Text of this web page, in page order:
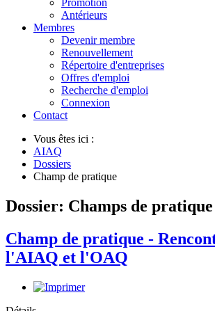
Promotion
Antérieurs
Membres
Devenir membre
Renouvellement
Répertoire d'entreprises
Offres d'emploi
Recherche d'emploi
Connexion
Contact
Vous êtes ici :
AIAQ
Dossiers
Champ de pratique
Dossier: Champs de pratique
Champ de pratique -
l'AIAQ et l'OAQ